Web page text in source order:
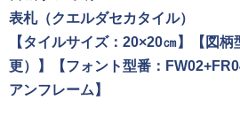
表札（クエルダセカタイル）
【タイルサイズ：20×20㎝】【図
更）】【フォント型番：
アンフレーム】